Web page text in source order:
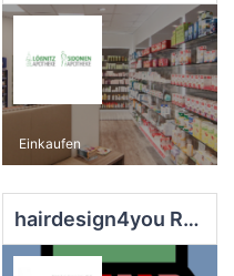
Einkaufen
hairdesign4you Radebeul